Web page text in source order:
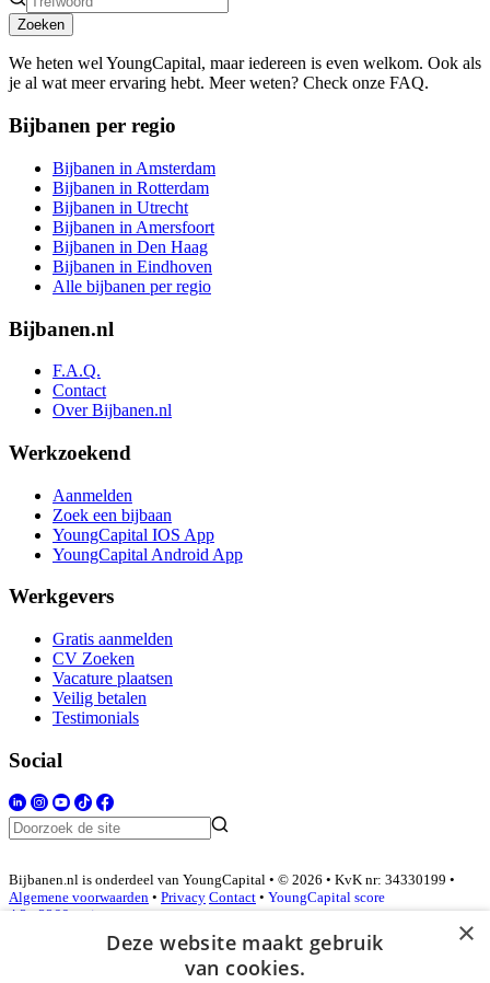
Zoeken
We heten wel YoungCapital, maar iedereen is even welkom. Ook als
je al wat meer ervaring hebt. Meer weten? Check onze FAQ.
Bijbanen per regio
Bijbanen in Amsterdam
Bijbanen in Rotterdam
Bijbanen in Utrecht
Bijbanen in Amersfoort
Bijbanen in Den Haag
Bijbanen in Eindhoven
Alle bijbanen per regio
Bijbanen.nl
F.A.Q.
Contact
Over Bijbanen.nl
Werkzoekend
Aanmelden
Zoek een bijbaan
YoungCapital IOS App
YoungCapital Android App
Werkgevers
Gratis aanmelden
CV Zoeken
Vacature plaatsen
Veilig betalen
Testimonials
Social
Bijbanen.nl is onderdeel van YoungCapital • © 2026 • KvK nr: 34330199 •
Algemene voorwaarden • Privacy Contact • YoungCapital score
4.3 - 3366 reviews
×
Deze website maakt gebruik
van cookies.